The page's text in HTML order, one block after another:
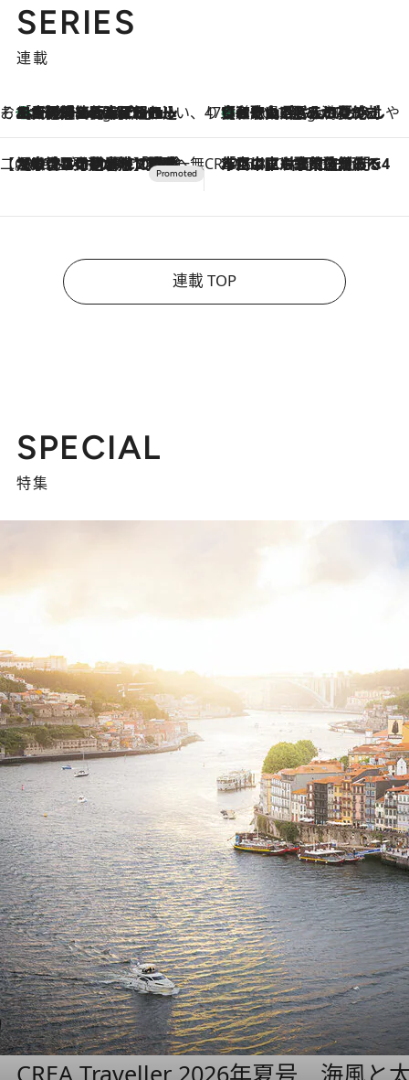
SERIES
連載
そおだよおこの関西おいしい、おやつ紀行
4 Hours Ago
［大阪府箕面市］一皿一皿目の前で仕上げられる、料理を巧みに組み込んだアシェットデセールコース「ミチル アシェット デセール（Michiru assiette dessert）」 47都道府県の手みやげ ひんやりスイーツで夏を満喫
4 Hours Ago
【和歌山県】この夏絶対食べたい 冷やしておいしいおやつ3選 みかんがごろっと丸ごと入ったジュレ
【CREA×星野リゾート】唯一無二。癒しと発見が待つ場所へ
2026.8.7
【トンボの足水浴】ヒノキの香りに包まれて涼感マックス！約13℃の湧水かけ流しを避暑地「星野温泉 トンボの湯」で体験 CREA'S CHOICE
2026.8.7
「立川にも歌舞伎があるんだよ」 片岡仁左衛門・市川中車ら豪華座組みで4年目の立川立飛歌舞伎へ
連載 TOP
SPECIAL
特集
CREA Traveller 2026年夏号 海風と